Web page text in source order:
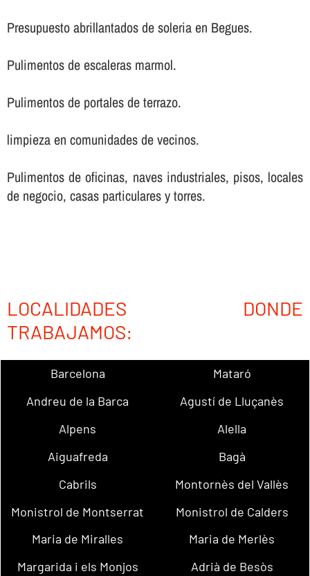
Presupuesto abrillantados de soleria en Begues.
Pulimentos de escaleras marmol.
Pulimentos de portales de terrazo.
limpieza en comunidades de vecinos.
Pulimentos de oficinas, naves industriales, pisos, locales
de negocio, casas particulares y torres.
LOCALIDADES DONDE
TRABAJAMOS:
Barcelona
Mataró
Andreu de la Barca
Agustí de Lluçanès
Alpens
Alella
Aiguafreda
Bagà
Cabrils
Montornès del Vallès
Monistrol de Montserrat
Monistrol de Calders
Maria de Miralles
Maria de Merlès
Margarida i els Monjos
Adrià de Besòs